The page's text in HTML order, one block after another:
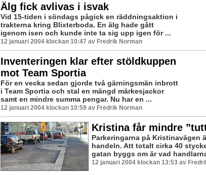
Älg fick avlivas i isvak
Vid 15-tiden i söndags pågick en räddningsaktion i
trakterna kring Blixterboda. En älg hade gått
igenom isen och kunde inte ta sig upp igen för ...
12 januari 2004 klockan 10:47 av Fredrik Norman
Inventeringen klar efter stöldkuppen
mot Team Sportia
För en vecka sedan gjorde två gärningsmän inbrott
i Team Sportia och stal en mängd märkesjackor
samt en mindre summa pengar. Nu har en ...
12 januari 2004 klockan 10:59 av Fredrik Norman
Kristina får mindre
Parkeringarna på Kristinavägen
handeln. Att totalt cirka 40
gatan byggs om är vad
12 januari 2004 klockan 13:53 av